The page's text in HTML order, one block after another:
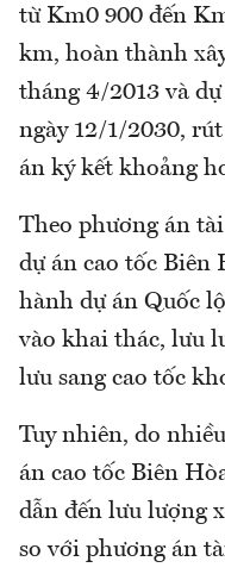
từ Km0 900 đến
km, hoàn thành
tháng 4/2013 và
ngày 12/1/2030,
án ký kết khoảng
Theo phương án
dự án cao tốc Biên
hành dự án Quốc
vào khai thác, lưu
lưu sang cao tốc
Tuy nhiên, do
án cao tốc Biên
dẫn đến lưu lượng
so với phương án